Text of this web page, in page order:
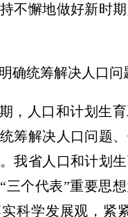
不懈地做好新时
确统筹解决人口问
，人口和计划生
筹解决人口问题
我省人口和计划
三个代表”重要思
科学发展观，紧